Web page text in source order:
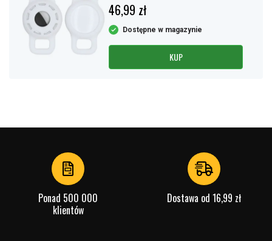
46,99 zł
Dostępne w magazynie
KUP
Ponad 500 000
klientów
Dostawa od 16,99 zł